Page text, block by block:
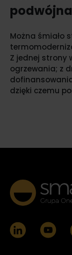
Można śmiało
Z jednej strony
ogrzewania; z
dzięki czemu